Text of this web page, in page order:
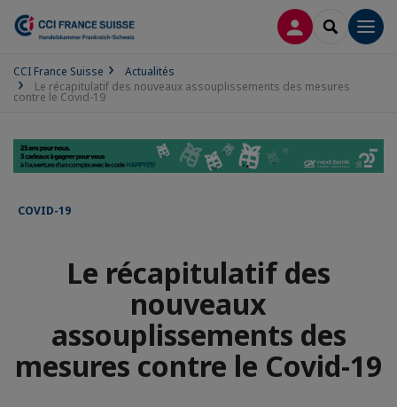
CONNEXION
CCI France Suisse
Actualités
Le récapitulatif des nouveaux assouplissements des mesures
contre le Covid-19
COVID-19
Le récapitulatif des
nouveaux
assouplissements des
mesures contre le Covid-19